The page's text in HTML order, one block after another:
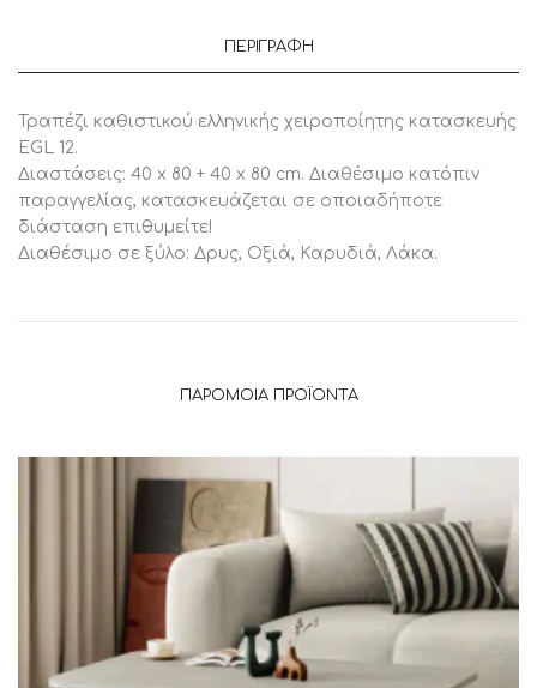
ΠΕΡΙΓΡΑΦΉ
Τραπέζι καθιστικού ελληνικής χειροποίητης κατασκευής
EGL 12.
Διαστάσεις: 40 x 80 + 40 x 80 cm. Διαθέσιμο κατόπιν
παραγγελίας, κατασκευάζεται σε οποιαδήποτε
διάσταση επιθυμείτε!
Διαθέσιμο σε ξύλο: Δρυς, Οξιά, Καρυδιά, Λάκα.
ΠΑΡΌΜΟΙΑ ΠΡΟΪΌΝΤΑ